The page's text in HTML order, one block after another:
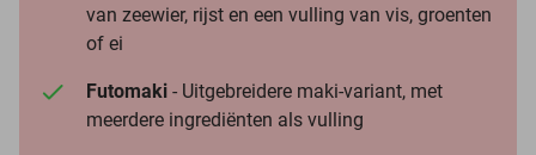
van zeewier, rijst en een vulling van vis, groenten
of ei
Futomaki - Uitgebreidere maki-variant, met
meerdere ingrediënten als vulling